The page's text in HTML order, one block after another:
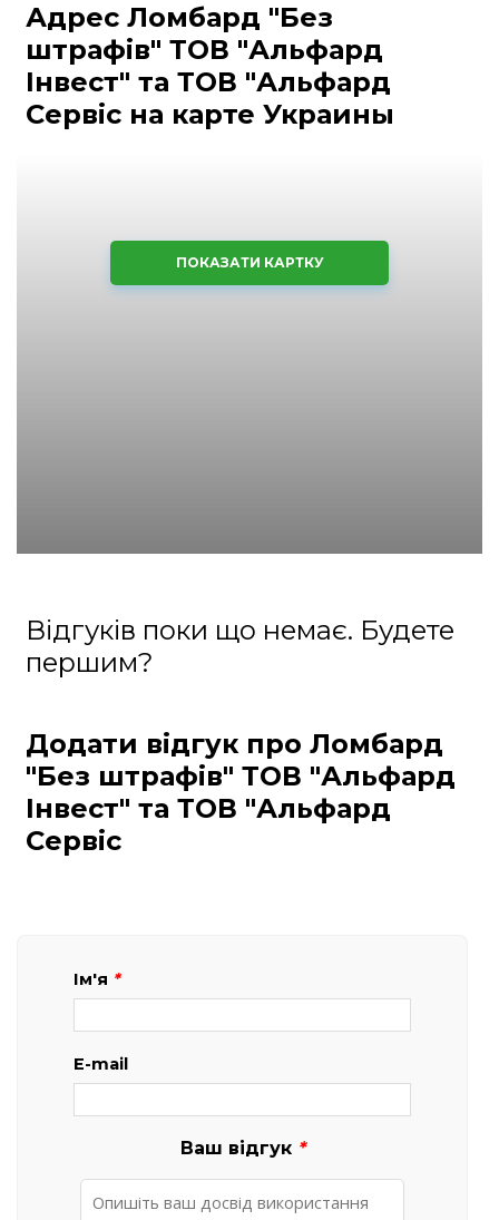
Адрес Ломбард "Без
штрафів" ТОВ "Альфард
Інвест" та ТОВ "Альфард
Сервіс на карте Украины
ПОКАЗАТИ КАРТКУ
Відгуків поки що немає. Будете
першим?
Додати відгук про Ломбард
"Без штрафів" ТОВ "Альфард
Інвест" та ТОВ "Альфард
Сервіс
Ім'я *
E-mail
Ваш відгук *